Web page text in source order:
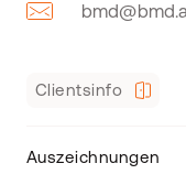
Clientsinfo
Auszeichnungen